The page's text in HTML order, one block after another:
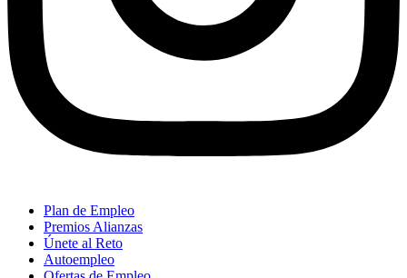
Plan de Empleo
Premios Alianzas
Únete al Reto
Autoempleo